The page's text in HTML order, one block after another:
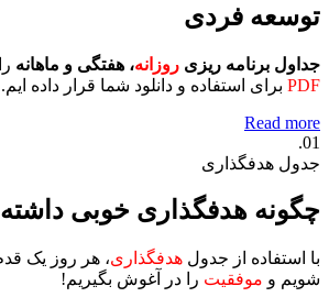
توسعه فردی
جداول برنامه ریزی روزانه، هفتگی و ماهانه
PDF برای استفاده و دانلود شما قرار داده ایم.
Read more
01.
جدول هدفگذاری
چگونه هدفگذاری خوبی
با استفاده از جدول هدفگذاری، هر روز یک
شویم و موفقیت را در آغوش بگیریم!